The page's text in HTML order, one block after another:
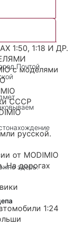
1:50, 1:18 И ДР.
с моделями
СССР
русской.
от MODIMIO
На дорогах
1:24
Почтой
здесь: